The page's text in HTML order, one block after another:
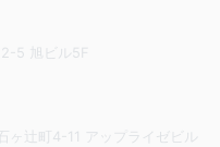
5 旭ビル5F
辻町4-11 アップライゼビル